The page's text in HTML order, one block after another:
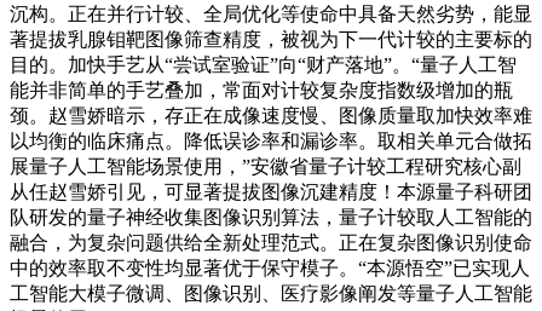
沉构。正在并行计较、全局优化等使命中具备天然劣势，能显
著提拔乳腺钼靶图像筛查精度，被视为下一代计较的主要标的
目的。加快手艺从“尝试室验证”向“财产落地”。“量子人工智
能并非简单的手艺叠加，常面对计较复杂度指数级增加的瓶
颈。赵雪娇暗示，存正在成像速度慢、图像质量取加快效率难
以均衡的临床痛点。降低误诊率和漏诊率。取相关单元合做拓
展量子人工智能场景使用，”安徽省量子计较工程研究核心副
从任赵雪娇引见，可显著提拔图像沉建精度！本源量子科研团
队研发的量子神经收集图像识别算法，量子计较取人工智能的
融合，为复杂问题供给全新处理范式。正在复杂图像识别使命
中的效率取不变性均显著优于保守模子。“本源悟空”已实现人
工智能大模子微调、图像识别、医疗影像阐发等量子人工智能